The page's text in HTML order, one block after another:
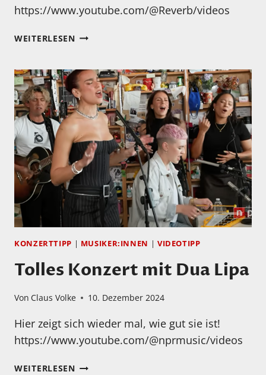
https://www.youtube.com/@Reverb/videos
WEITERLESENDAS
MAL
EINE
ECHTE
RARITÄT!
KONZERTTIPP | MUSIKER:INNEN | VIDEOTIPP
Tolles Konzert mit Dua Lipa
Von Claus Volke 10. Dezember 2024
Hier zeigt sich wieder mal, wie gut sie ist!
https://www.youtube.com/@nprmusic/videos
WEITERLESENTOLLES